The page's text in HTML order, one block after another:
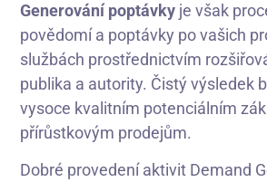
Generování poptávky je však
povědomí a poptávky po vašich
službách prostřednictvím
publika a autority. Čistý výsledek
vysoce kvalitním potenciálním
přírůstkovým prodejům.
Dobré provedení aktivit Demand